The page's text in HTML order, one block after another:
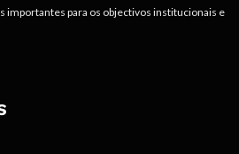
importantes para os objectivos institucionais e